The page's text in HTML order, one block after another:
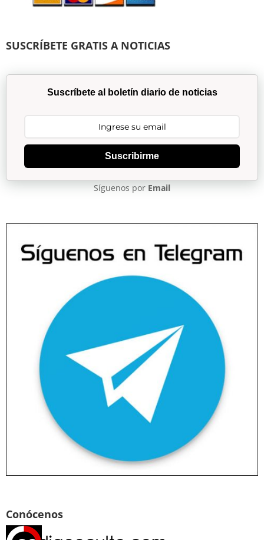
SUSCRÍBETE GRATIS A NOTICIAS
Suscríbete al boletín diario de noticias
Suscribirme
Síguenos por Email
Conócenos